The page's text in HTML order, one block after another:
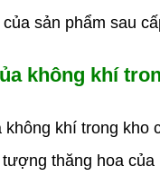
sản phẩm sau
không khí
khí trong kho
thăng hoa